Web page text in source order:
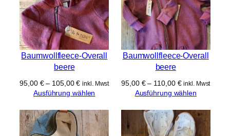
Baumwollfleece-Overall
beere
95,00 €– 105,00€ inkl. Mwst
Ausführung wählen
Baumwollfleece-Overall
beere
95,00 €– 110,00 € inkl. Mwst
Ausführung wählen